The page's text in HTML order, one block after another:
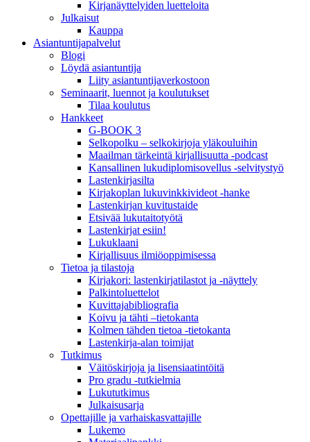
Kirjanäyttelyiden luetteloita
Julkaisut
Kauppa
Asiantuntija­palvelut
Blogi
Löydä asiantuntija
Liity asiantuntijaverkostoon
Seminaarit, luennot ja koulutukset
Tilaa koulutus
Hankkeet
G-BOOK 3
Selkopolku – selkokirjoja yläkouluihin
Maailman tärkeintä kirjallisuutta -podcast
Kansallinen lukudiplomisovellus -selvitystyö
Lastenkirjasilta
Kirjakoplan lukuvinkkivideot -hanke
Lastenkirjan kuvitustaide
Etsivää lukutaitotyötä
Lastenkirjat esiin!
Lukuklaani
Kirjallisuus ilmiöoppimisessa
Tietoa ja tilastoja
Kirjakori: lastenkirjatilastot ja -näyttely
Palkintoluettelot
Kuvittaja­bibliografia
Koivu ja tähti –tietokanta
Kolmen tähden tietoa -tietokanta
Lastenkirja-alan toimijat
Tutkimus
Väitöskirjoja ja lisensiaatintöitä
Pro gradu -tutkielmia
Lukututkimus
Julkaisusarja
Opettajille ja varhaiskasvattajille
Lukemo